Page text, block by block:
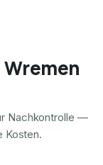
Nachkontrolle —
Kosten.